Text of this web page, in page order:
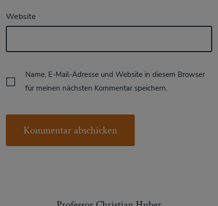
Website
Name, E-Mail-Adresse und Website in diesem Browser
für meinen nächsten Kommentar speichern.